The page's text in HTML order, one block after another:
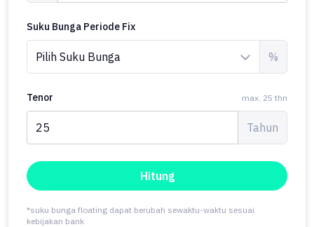
Suku Bunga Periode Fix
%
Tenor max. 25 thn
Tahun
Hitung
*suku bunga floating dapat berubah sewaktu-waktu sesuai
kebijakan bank